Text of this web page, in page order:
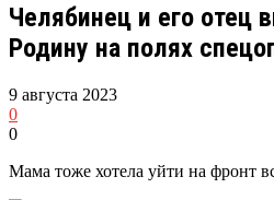
Челябинец и его отец
Родину на полях
9 августа 2023
0
0
Мама тоже хотела уйти на фронт